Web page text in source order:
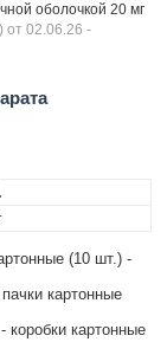
оболочкой 20 мг
02.06.26 -
(10 шт.) -
картонные
коробки картонные